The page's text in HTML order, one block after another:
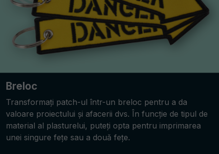
Breloc
Transformați patch-ul într-un breloc pentru a da
valoare proiectului și afacerii dvs. În funcție de tipul de
material al plasturelui, puteți opta pentru imprimarea
unei singure fețe sau a două fețe.